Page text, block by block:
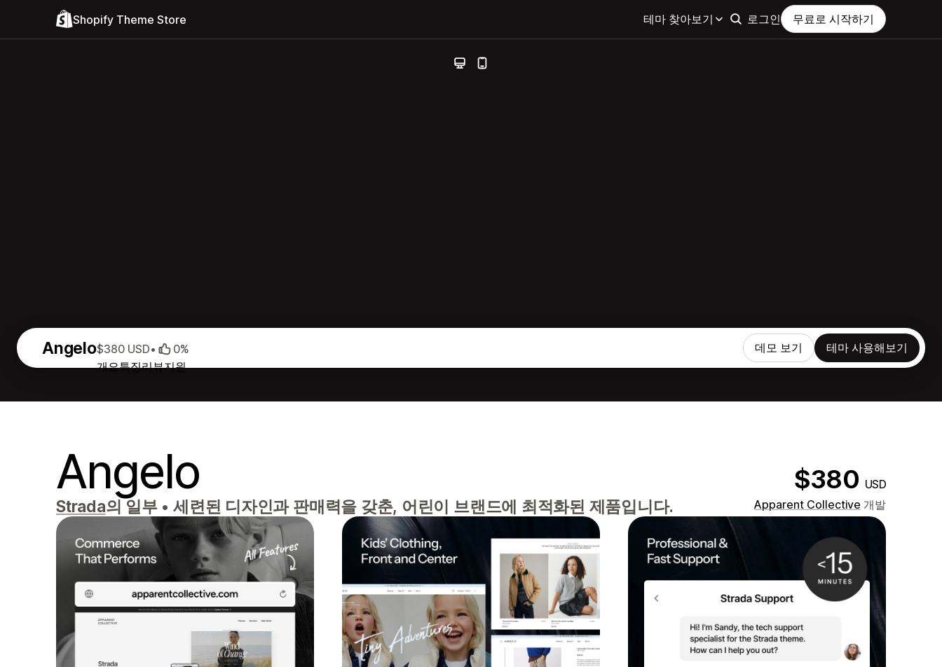
Shopify Theme Store 테마 찾아보기 로그인 무료로 시작하기
Angelo
개요특징리뷰지원
$380 USD• 0% 데모 보기 테마 사용해보기
Angelo $380 USD
Strada의 일부 • 세련된 디자인과 판매력을 갖춘, 어린이 브랜드에 최적화된 제품입니다. Apparent Collective 개발